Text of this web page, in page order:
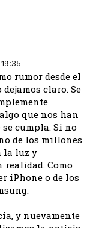
rumor desde el
claro. Se
que nos han
cumpla. Si no
de los millones
la luz y
realidad. Como
iPhone o de los
y nuevamente